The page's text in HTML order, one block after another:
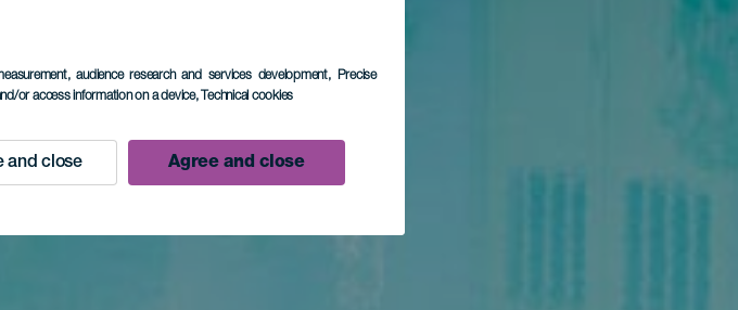
audience research and services development, Precise
or access information on a device, Technical cookies
and close Agree and close